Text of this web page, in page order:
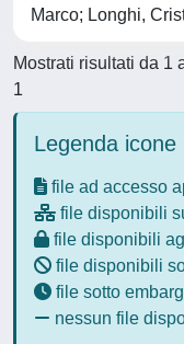
Marco; Longhi,
Mostrati risultati da 1
1
Legenda icone
file ad accesso
file disponibili
file disponibili
file disponibili
file sotto
nessun file